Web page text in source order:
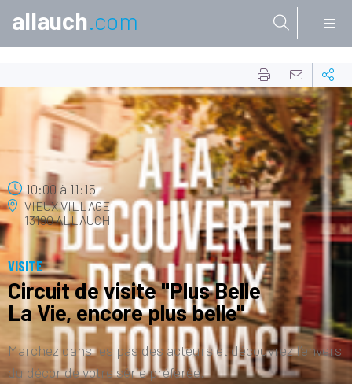
allauch.com
20
JUIN
10:00 à11:15
VIEUX VILLAGE
13190 ALLAUCH
VISITE
Circuit de visite "Plus Belle
La Vie, encore plus belle"
Marchez dans les pas des acteurs et découvrez l’envers
du décor de votre série préférée.